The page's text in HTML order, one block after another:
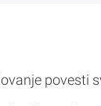
povesti